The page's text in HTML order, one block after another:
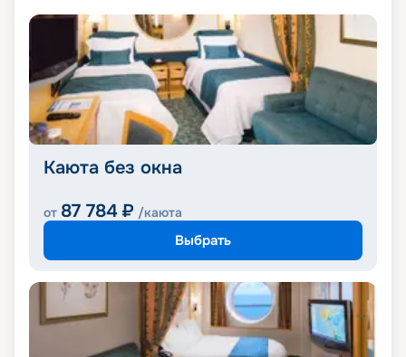
Каюта без окна
от 87 784 ₽ /каюта
Выбрать